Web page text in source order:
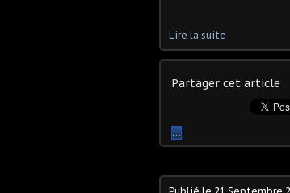
Lire la suite
Partager cet article
…